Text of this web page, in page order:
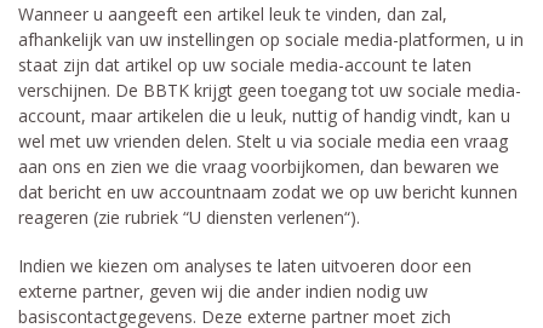
Wanneer u aangeeft een artikel leuk te vinden, dan zal,
afhankelijk van uw instellingen op sociale media-platformen, u in
staat zijn dat artikel op uw sociale media-account te laten
verschijnen. De BBTK krijgt geen toegang tot uw sociale media-
account, maar artikelen die u leuk, nuttig of handig vindt, kan u
wel met uw vrienden delen. Stelt u via sociale media een vraag
aan ons en zien we die vraag voorbijkomen, dan bewaren we
dat bericht en uw accountnaam zodat we op uw bericht kunnen
reageren (zie rubriek “U diensten verlenen“).
Indien we kiezen om analyses te laten uitvoeren door een
externe partner, geven wij die ander indien nodig uw
basiscontactgegevens. Deze externe partner moet zich